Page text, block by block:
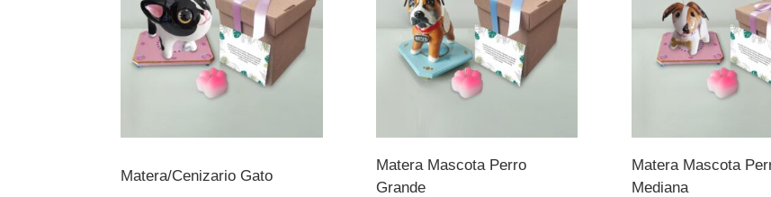
Matera/Cenizario Gato
Matera Mascota Perro
Grande
Matera Mascota
Mediana